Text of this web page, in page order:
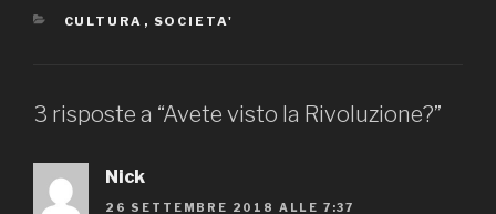
CATEGORIE
CULTURA , SOCIETA'
3 risposte a “Avete visto la Rivoluzione?”
Nick
26 SETTEMBRE 2018 ALLE 7:37